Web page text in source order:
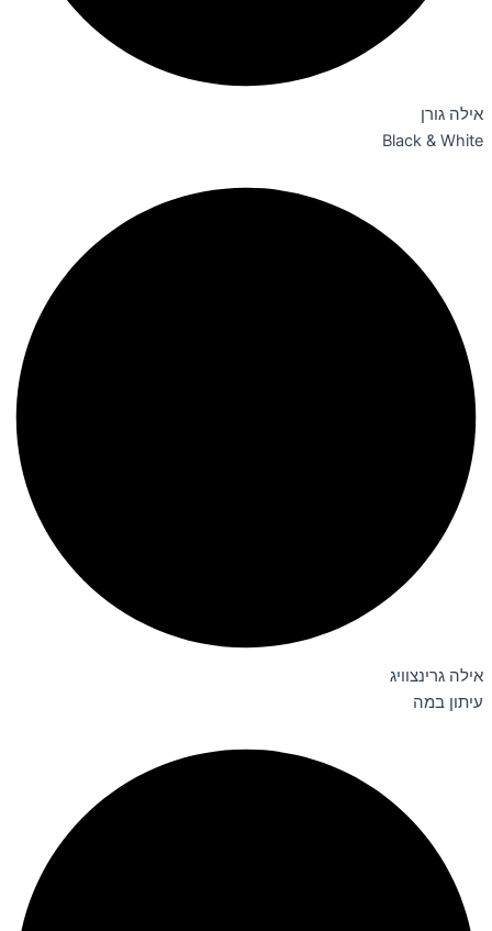
אילה גורן
Black & White
אילה גרינצוויג
עיתון במה